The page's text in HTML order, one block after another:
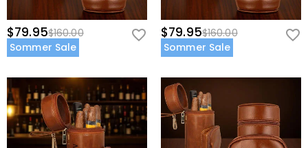
$79.95$160.00
Sommer Sale
$79.95$160.00
Sommer Sale